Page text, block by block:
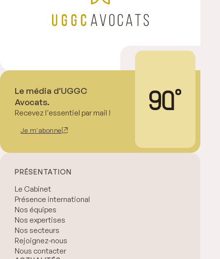
Le média d'UGGC
Avocats.
Recevez l'essentiel par mail !
Je m'abonne
PRÉSENTATION
Le Cabinet
Présence international
Nos équipes
Nos expertises
Nos secteurs
Rejoignez-nous
Nous contacter